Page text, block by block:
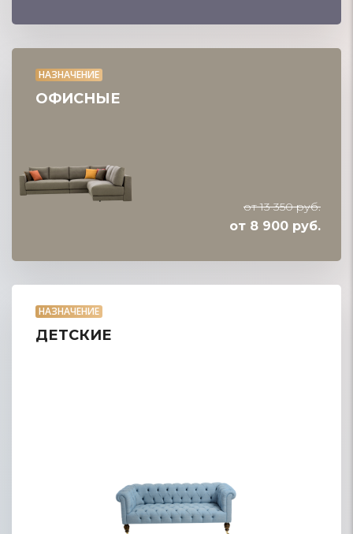
НАЗНАЧЕНИЕ
ОФИСНЫЕ
от 13 350 руб.
от 8 900 руб.
НАЗНАЧЕНИЕ
ДЕТСКИЕ